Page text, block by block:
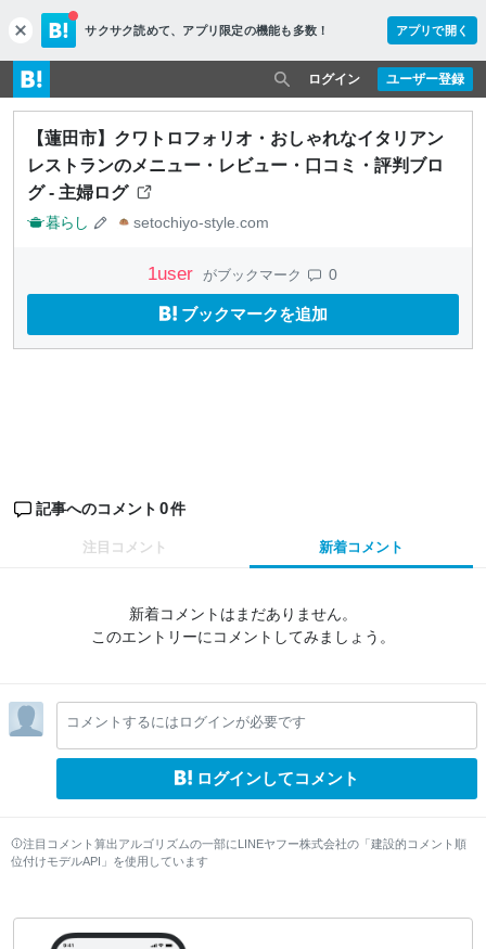
c
l
o
s
e
サクサク読めて、 アプリ限定の機能も多数！ アプリで開く
ユーザー登録
ログイン
【蓮田市】クワトロフォリオ・おしゃれなイタリアン
レストランのメニュー・レビュー・口コミ・評判ブロ
グ - 主婦ログ
暮らし setochiyo-style.com
1user がブックマーク 0
ブックマークを追加
記事へのコメント 0件
注目コメント 新着コメント
新着コメントはまだありません。
このエントリーにコメントしてみましょう。
コメントするにはログインが必要です
ログインしてコメント
注目コメント算出アルゴリズムの一部にLINEヤフー株式会社の「建設的コメント順
位付けモデルAPI」を使用しています